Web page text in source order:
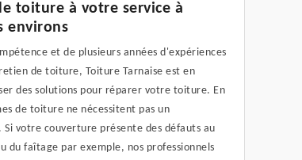
toiture à votre service à
environs
et de plusieurs années d'expériences
de toiture, Toiture Tarnaise est en
des solutions pour réparer votre toiture. En
de toiture ne nécessitent pas un
votre couverture présente des défauts au
du faîtage par exemple, nos professionnels